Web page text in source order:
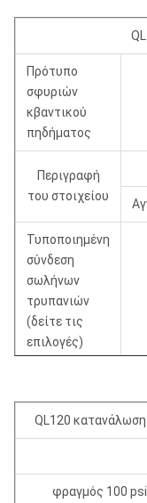
Πρότυπο
σφυριών
κβαντικού
πηδήματος
Περιγραφή
του στοιχείου
Τυποποιημένη
σύνδεση
σωλήνων
τρυπανιών
(δείτε τις
επιλογές)
(ίντσα & χιλ.)
δάγκωσε τον
ώμο στον ώμο
QL120
φραγμός 100